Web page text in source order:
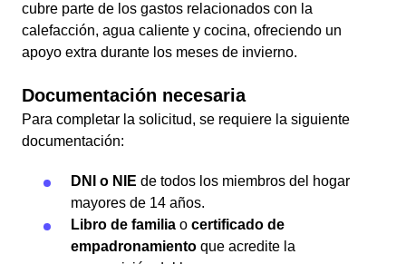
cubre parte de los gastos relacionados con la
calefacción, agua caliente y cocina, ofreciendo un
apoyo extra durante los meses de invierno.
Documentación necesaria
Para completar la solicitud, se requiere la siguiente
documentación:
DNI o NIE de todos los miembros del hogar
mayores de 14 años.
Libro de familia o certificado de
empadronamiento que acredite la